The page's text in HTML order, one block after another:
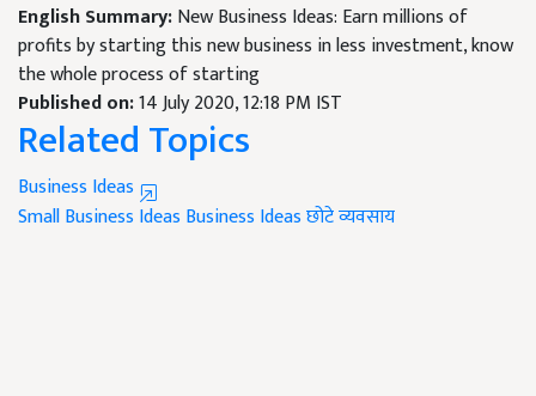
English Summary:New Business Ideas: Earn millions of
profits by starting this new business in less investment, know
the whole process of starting
Published on:14 July 2020, 12:18 PM IST
Related Topics
Business Ideas
Small Business Ideas Business Ideasछोटे व्यवसाय